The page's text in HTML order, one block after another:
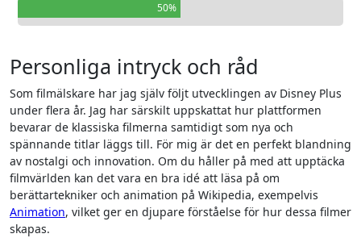
50%
Personliga intryck och råd
Som filmälskare har jag själv följt utvecklingen av Disney Plus
under flera år. Jag har särskilt uppskattat hur plattformen
bevarar de klassiska filmerna samtidigt som nya och
spännande titlar läggs till. För mig är det en perfekt blandning
av nostalgi och innovation. Om du håller på med att upptäcka
filmvärlden kan det vara en bra idé att läsa på om
berättartekniker och animation på Wikipedia, exempelvis
Animation, vilket ger en djupare förståelse för hur dessa filmer
skapas.